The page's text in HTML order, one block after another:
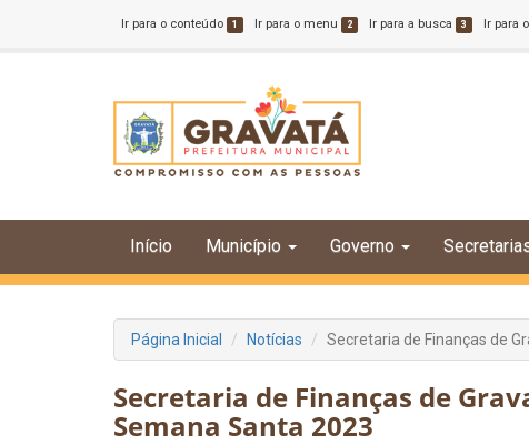
Ir para o conteúdo 1 Ir para o menu 2 Ir para a busca 3 Ir para
Início Município Governo
Página Inicial Notícias Secretaria de Finanças de
Secretaria de Finanças de
Semana Santa 2023